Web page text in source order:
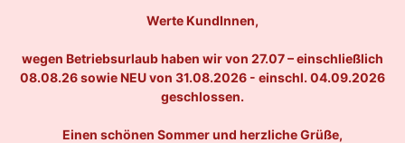
Werte KundInnen,
wegen Betriebsurlaub haben wir von 27.07 – einschließlich
08.08.26 sowie NEU von 31.08.2026 - einschl. 04.09.2026
geschlossen.
Einen schönen Sommer und herzliche Grüße,